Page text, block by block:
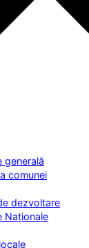
generală
comunei
dezvoltare
Naționale